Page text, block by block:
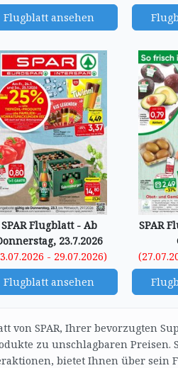
Flugblatt ansehen
SPAR Flugblatt - Ab
23.7.2026
- 29.07.2026)
Flugblatt ansehen
SPAR
von SPAR, Ihrer bevorzugten
zu unschlagbaren Preisen.
bietet Ihnen über sein